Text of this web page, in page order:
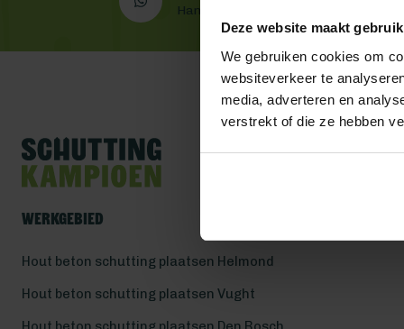
Deze website maakt
We gebruiken cookies om
websiteverkeer te
media, adverteren en
verstrekt of die ze hebben
Handig toch?
Werkgebied
Hout beton schutting plaatsen Helmond
Hout beton schutting plaatsen Vught